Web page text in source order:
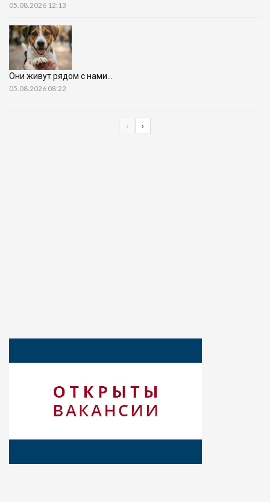
05.08.2026 12:13
Они живут рядом с нами…
05.08.2026 08:22
‹ ›